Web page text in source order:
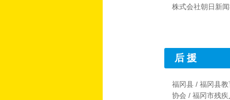
株式会社朝日新
后 援
福冈县 / 福冈县
协会 / 福冈市残